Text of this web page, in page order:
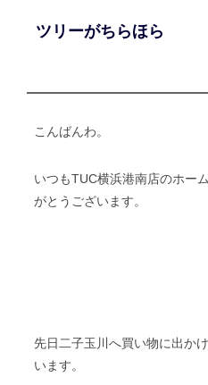
ツリーがちらほら
こんばんわ。
いつもTUC横浜港南店のホー
がとうございます。
先日二子玉川へ買い物に出か
います。